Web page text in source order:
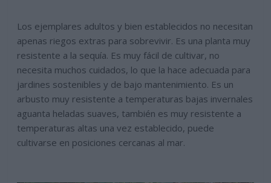
Los ejemplares adultos y bien establecidos no necesitan
apenas riegos extras para sobrevivir. Es una planta muy
resistente a la sequía. Es muy fácil de cultivar, no
necesita muchos cuidados, lo que la hace adecuada para
jardines sostenibles y de bajo mantenimiento. Es un
arbusto muy resistente a temperaturas bajas invernales
aguanta heladas suaves, también es muy resistente a
temperaturas altas una vez establecido, puede
cultivarse en posiciones cercanas al mar.